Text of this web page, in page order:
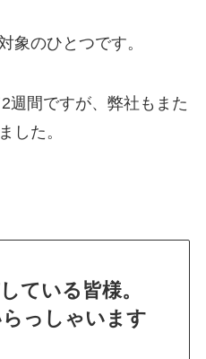
象のひとつです。
週間ですが、弊社もまた
した。
ている皆様。
っしゃいます